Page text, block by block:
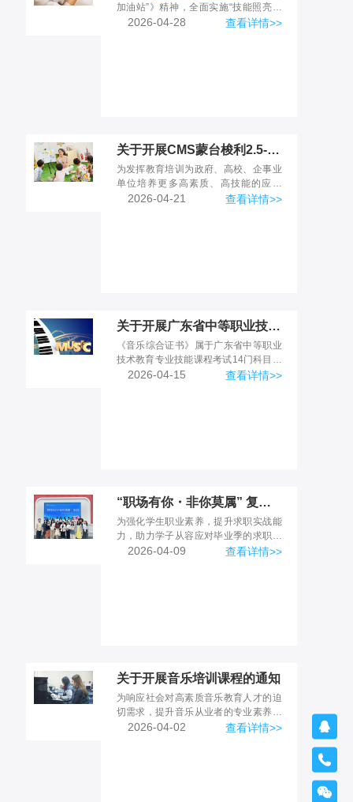
加油站”》精神，全面实施“技能照亮前
程”大规模职业技能提升培训行动，响
2026-04-28 查看详情>>
关于开展CMS蒙台梭利2.5-6岁教师初/中级资格认证培训考证的通知
为发挥教育培训为政府、高校、企事业
单位培养更多高素质、高技能的应用
型、专业型人才的作用，拟开展《CMS
2026-04-21 查看详情>>
关于开展广东省中等职业技术教育专业技能课程考试《音乐综合证书》培训的通知
《音乐综合证书》属于广东省中等职业
技术教育专业技能课程考试14门科目之
一，可用于参加广东省“3+证书”考试，
2026-04-15 查看详情>>
“职场有你・非你莫属” 复赛｜逐梦职场，绽放专业风采
为强化学生职业素养，提升求职实战能
力，助力学子从容应对毕业季的求职挑
战，3月27日，时尚美业学院第十三
2026-04-09 查看详情>>
关于开展音乐培训课程的通知
为响应社会对高素质音乐教育人才的迫
切需求，提升音乐从业者的专业素养与
教学能力，我校现面向校内外开展音乐
2026-04-02 查看详情>>


